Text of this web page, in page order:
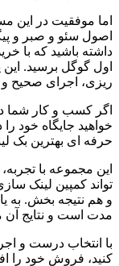
اما موفقیت در این
اصول سئو و صبر و
داشته باشید که با
اول گوگل برسید. این
ریزی، اجرای صحیح و
اگر کسب و کار شما
خواهید جایگاه خود
حرفه ای بهترین بک
این مجموعه با
تواند کمپین لینک
و هم نتیجه بخش. به
مدت است و نتایج آن
با انتخاب درست و
کنید، فروش خود را